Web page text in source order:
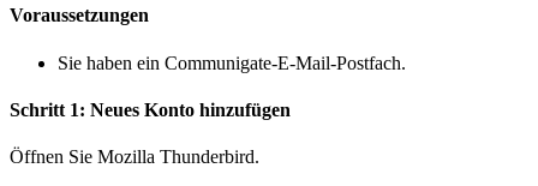
Voraussetzungen
Sie haben ein Communigate-E-Mail-Postfach.
Schritt 1: Neues Konto hinzufügen
Öffnen Sie Mozilla Thunderbird.